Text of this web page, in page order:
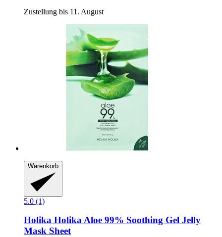
Zustellung bis 11. August
Warenkorb
5.0 (1)
Holika HolikaAloe 99% Soothing Gel Jelly
Mask Sheet